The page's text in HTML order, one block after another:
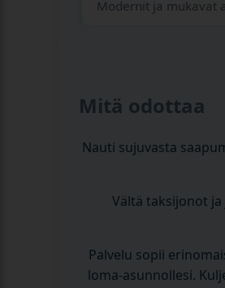
Modernit ja mukavat
Mitä odottaa
Nauti sujuvasta
Vältä taksijonot
Palvelu sopii
loma-asunnollesi.